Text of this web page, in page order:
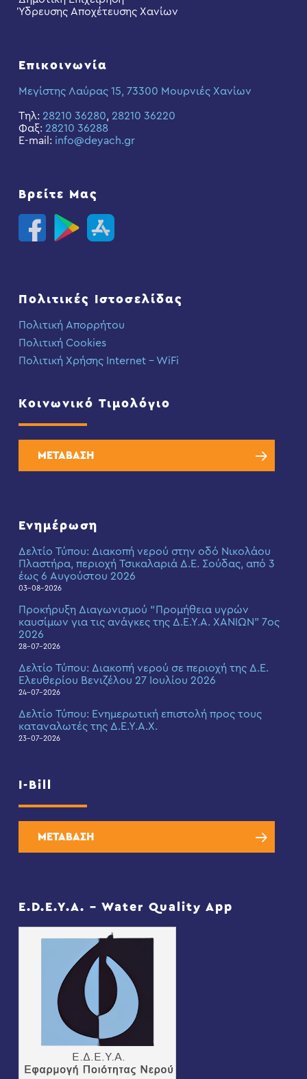
Ύδρευσης Αποχέτευσης Χανίων
Επικοινωνία
Μεγίστης Λαύρας 15, 73300 Μουρνιές Χανίων
Τηλ: 28210 36280, 28210 36220
Φαξ: 28210 36288
E-mail: info@deyach.gr
Βρείτε Μας
Πολιτικές Ιστοσελίδας
Πολιτική Απορρήτου
Πολιτική Cookies
Πολιτική Χρήσης Internet – WiFi
Κοινωνικό Τιμολόγιο
ΜΕΤΑΒΑΣΗ
Ενημέρωση
Δελτίο Τύπου: Διακοπή νερού στην οδό Νικολάου
Πλαστήρα, περιοχή Τσικαλαριά Δ.Ε. Σούδας, από 3
έως 6 Αυγούστου 2026
03-08-2026
Προκήρυξη Διαγωνισμού “Προμήθεια υγρών
καυσίμων για τις ανάγκες της Δ.Ε.Υ.Α. ΧΑΝΙΩΝ” 7ος
2026
28-07-2026
Δελτίο Τύπου: Διακοπή νερού σε περιοχή της Δ.Ε.
Ελευθερίου Βενιζέλου 27 Ιουλίου 2026
24-07-2026
Δελτίο Τύπου: Eνημερωτική επιστολή προς τους
καταναλωτές της Δ.Ε.Υ.Α.Χ.
23-07-2026
I-Bill
ΜΕΤΑΒΑΣΗ
E.D.E.Y.A. – Water Quality App